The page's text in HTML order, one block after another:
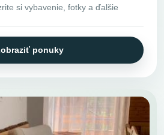
si vybavenie, fotky a ďalšie
ponuky